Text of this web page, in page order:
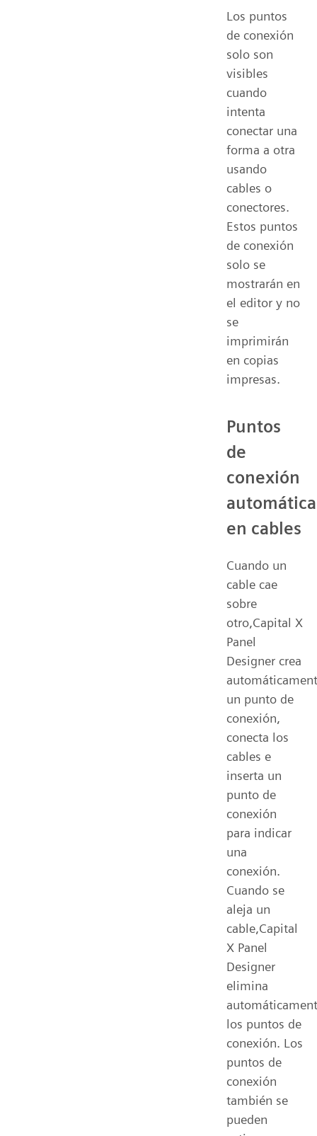
Los puntos
de conexión
solo son
visibles
cuando
intenta
conectar una
forma a otra
usando
cables o
conectores.
Estos puntos
de conexión
solo se
mostrarán en
el editor y no
se
imprimirán
en copias
impresas.
Puntos
de
conexión
automática
en cables
Cuando un
cable cae
sobre
otro,Capital X
Panel
Designer crea
un punto de
conexión,
conecta los
cables e
inserta un
punto de
conexión
para indicar
una
conexión.
Cuando se
aleja un
cable,Capital
X Panel
Designer
elimina
los puntos de
conexión. Los
puntos de
conexión
también se
pueden